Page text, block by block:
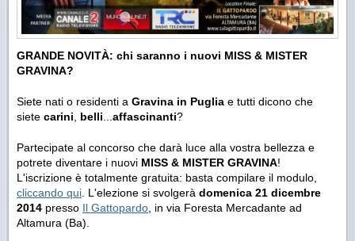
GRANDE NOVITÀ: chi saranno i nuovi MISS & MISTER
GRAVINA?
Siete nati o residenti a Gravina in Puglia e tutti dicono che
siete carini belli affascinanti?
Partecipate al concorso che darà luce alla vostra bellezza e
potrete diventare i nuovi MISS & MISTER GRAVINA!
L'iscrizione è totalmente gratuita: basta compilare il modulo,
cliccando qui . L'elezione si svolgerà domenica 21 dicembre
2014 presso Il Gattopardo , in via Foresta Mercadante ad
Altamura (Ba).